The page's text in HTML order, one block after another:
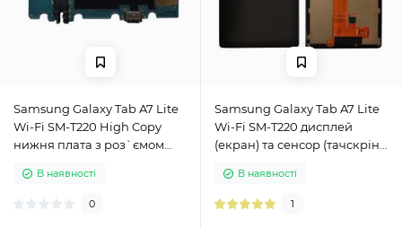
Samsung Galaxy Tab A7 Lite
Wi-Fi SM-T220 High Copy
нижня плата з роз`ємом
В наявності
0
Samsung Galaxy Tab A7 Lite
Wi-Fi SM-T220 дисплей
(екран) та сенсор (тачскрін)
В наявності
1